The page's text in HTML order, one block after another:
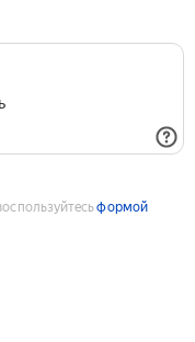
формой